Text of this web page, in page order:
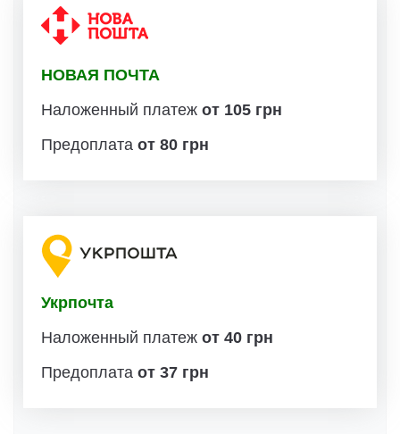
НОВАЯ ПОЧТА
Наложенный платеж от 105 грн
Предоплата от 80 грн
Укрпочта
Наложенный платеж от 40 грн
Предоплата от 37 грн